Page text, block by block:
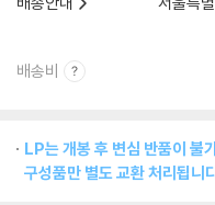
배송비
LP는 개봉 후 변심 반품이 불
구성품만 별도 교환 처리됩니